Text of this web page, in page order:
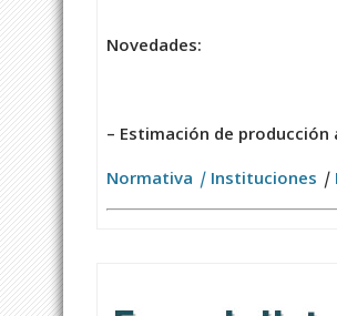
Novedades:
– Estimación de producción
Normativa | Instituciones |